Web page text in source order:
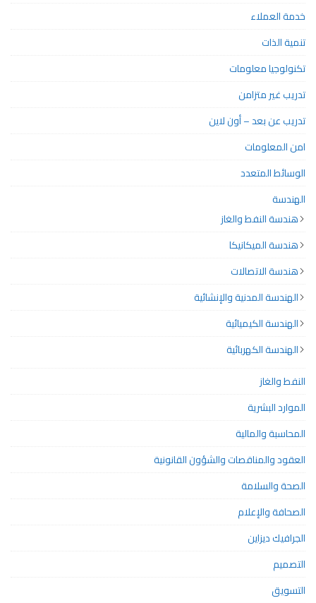
خدمة العملاء
تنمية الذات
تكنولوجيا معلومات
تدريب غير متزامن
تدريب عن بعد – أون لاين
امن المعلومات
الوسائط المتعدد
الهندسة
هندسة النفط والغاز
هندسة الميكانيكا
هندسة الاتصالات
الهندسة المدنية والإنشائية
الهندسة الكيميائية
الهندسة الكهربائية
النفط والغاز
الموارد البشرية
المحاسبة والمالية
العقود والمناقصات والشؤون القانونية
الصحة والسلامة
الصحافة والإعلام
الجرافيك ديزاين
التصميم
التسويق